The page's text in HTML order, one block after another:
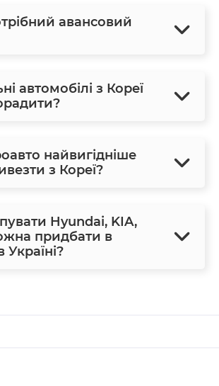
авансовий
автомобілі з Кореї
найвигідніше
з Кореї?
Hyundai, KIA,
придбати в
Україні?